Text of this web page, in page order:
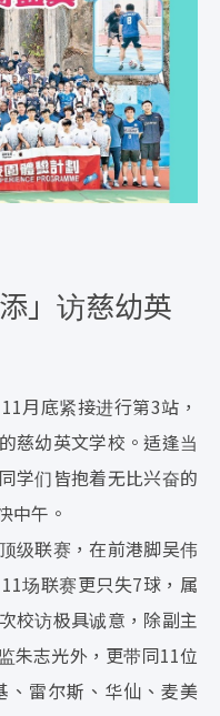
」访慈幼英
月底紧接进行第3站，
慈幼英文学校。适逢当
学们皆抱着无比兴奋的
中午。
级联赛，在前港脚吴伟
场联赛更只失7球，属
校访极具诚意，除副主
朱志光外，更带同11位
雷尔斯、华仙、麦美